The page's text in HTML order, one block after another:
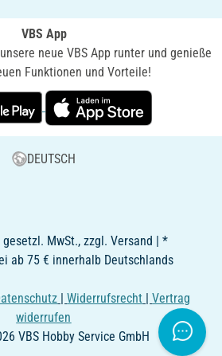
VBS App
neue VBS App runter und genieße
Funktionen und Vorteile!
DEUTSCH
MwSt., zzgl. Versand | *
ab 75 € innerhalb Deutschlands
|Widerrufsrecht |Vertrag
widerrufen
VBS Hobby Service GmbH